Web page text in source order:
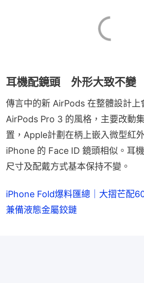
耳機配鏡頭 外形大致不變
傳言中的新 AirPods 在整體設計上
AirPods Pro 3 的風格，主要改動
置，Apple計劃在柄上嵌入微型紅
iPhone 的 Face ID 鏡頭相似。耳
尺寸及配戴方式基本保持不變。
iPhone Fold爆料匯總｜大摺芒配
兼備液態金屬鉸鏈